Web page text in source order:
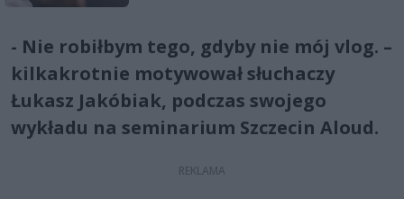
- Nie robiłbym tego, gdyby nie mój vlog. –
kilkakrotnie motywował słuchaczy
Łukasz Jakóbiak, podczas swojego
wykładu na seminarium Szczecin Aloud.